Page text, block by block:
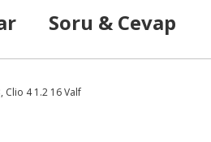
Soru & Cevap
Clio 4 1.2 16 Valf